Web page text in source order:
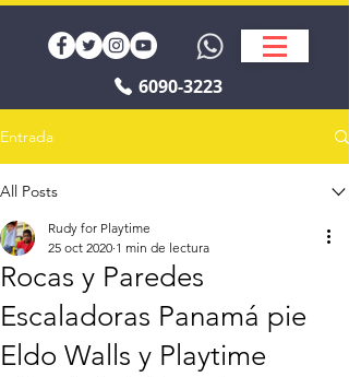
6090-3223
Entrada
All Posts
Rocas y Paredes
Escaladoras Panamá pie
Eldo Walls y Playtime
Rudy for Playtime
25 oct 2020 1 min de lectura